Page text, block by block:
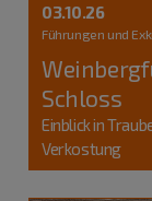
03.10.26
Führungen und
Schloss
Einblick in
Verkostung